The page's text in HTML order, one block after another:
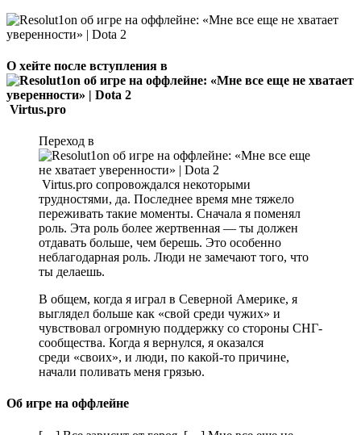
О хейте после вступления в
Virtus.pro
Переход в
Virtus.pro сопровождался некоторыми
трудностями, да. Последнее время мне тяжело
переживать такие моменты. Сначала я поменял
роль. Эта роль более жертвенная — ты должен
отдавать больше, чем берешь. Это особенно
неблагодарная роль. Люди не замечают того, что
ты делаешь.
В общем, когда я играл в Северной Америке, я
выглядел больше как «свой среди чужих» и
чувствовал огромную поддержку со стороны СНГ-
сообщества. Когда я вернулся, я оказался
среди «своих», и люди, по какой-то причине,
начали поливать меня грязью.
Об игре на оффлейне